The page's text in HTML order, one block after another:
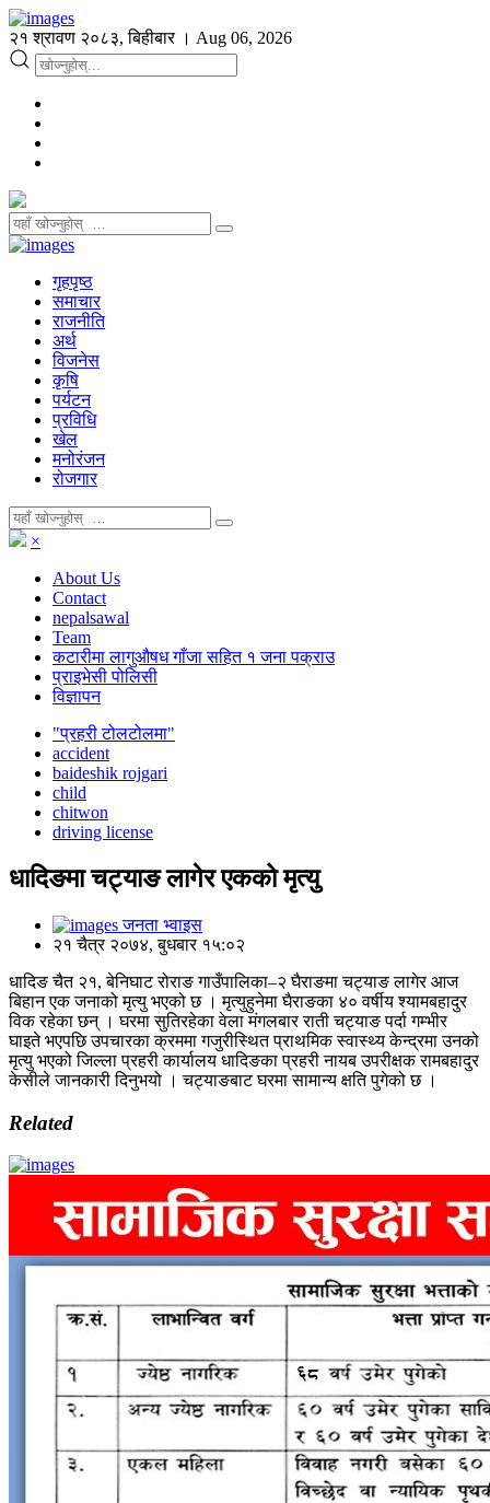
२१ श्रावण २०८३, बिहीबार । Aug 06, 2026
गृहपृष्ठ
समाचार
राजनीति
अर्थ
विजनेस
कृषि
पर्यटन
प्रविधि
खेल
मनोरंजन
रोजगार
×
About Us
Contact
nepalsawal
Team
कटारीमा लागुऔषध गाँजा सहित १ जना पक्राउ
प्राइभेसी पोलिसी
विज्ञापन
"प्रहरी टोलटोलमा"
accident
baideshik rojgari
child
chitwon
driving license
धादिङमा चट्याङ लागेर एकको मृत्यु
जनता भ्वाइस
२१ चैत्र २०७४, बुधबार १५:०२
धादिङ चैत २१, बेनिघाट रोराङ गाउँपालिका–२ घैराङमा चट्याङ लागेर आज
बिहान एक जनाको मृत्यु भएको छ । मृत्युहुनेमा घैराङका ४० वर्षीय श्यामबहादुर
विक रहेका छन् । घरमा सुतिरहेका वेला मंगलबार राती चट्याङ पर्दा गम्भीर
घाइते भएपछि उपचारका क्रममा गजुरीस्थित प्राथमिक स्वास्थ्य केन्द्रमा उनको
मृत्यु भएको जिल्ला प्रहरी कार्यालय धादिङका प्रहरी नायब उपरीक्षक रामबहादुर
केसीले जानकारी दिनुभयो । चट्याङबाट घरमा सामान्य क्षति पुगेको छ ।
Related